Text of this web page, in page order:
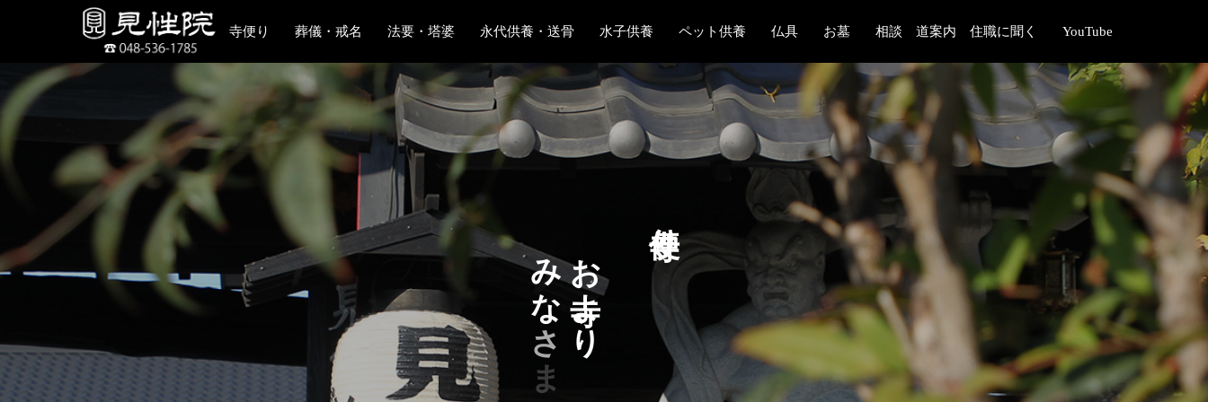
寺便り 葬儀・戒名 法要・塔婆 永代供養・送骨 水子供養 ペット供養 仏具 お墓 相談 道案内 住職に聞く YouTube
り
お
よ
り
み
な
さ
ま
へ